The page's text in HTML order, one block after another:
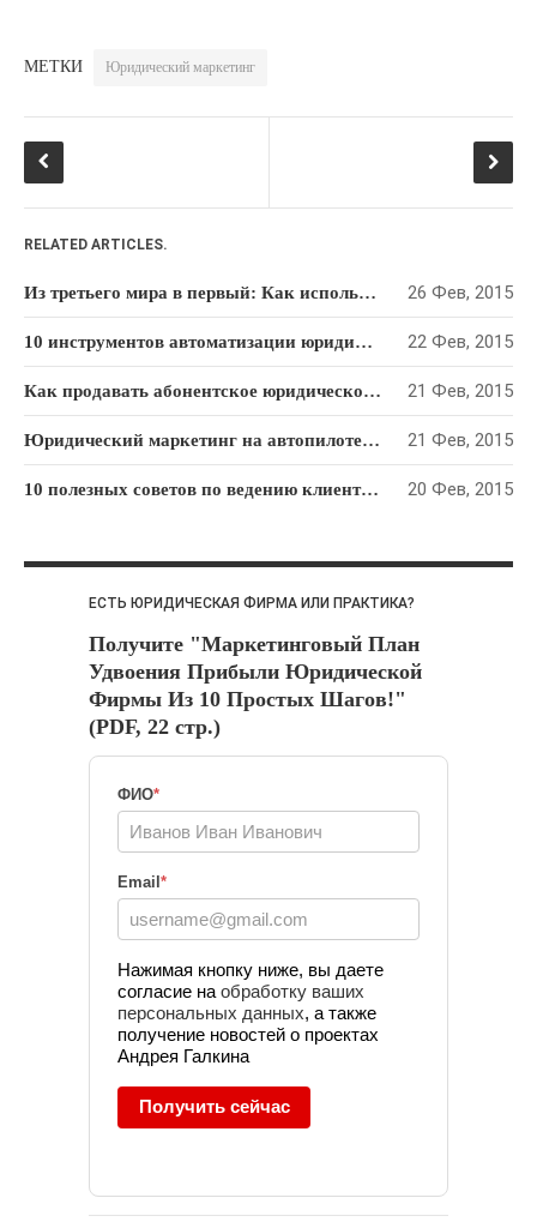
Как продавать абонентское
Пошаговый алгоритм
Юридический маркетинг на
РУБРИКИ
Интернет-Маркетинг
Юридического Бизнеса(65)
(103)
Развитие Юридического
Бизнеса(94)
Фирмой Или Практикой(10)
Юридический Маркетинг (112)
ОБЛАКО ТЕГОВ
Email-маркетинг
SMM
Видео-маркетинг
Гонорарная политика
Директ-мейл
Интернет-
маркетинг
Контекстная
Личное
Нетворкинг
Позиционировани
переговоры
МЕТКИ Юридический маркетинг
RELATED ARTICLES.
Из третьего мира в первый: Как использовать опыт Сингапура, чтобы преуспеть в юридическом бизнесе 26 Фев, 2015
10 инструментов автоматизации юридического маркетинга 22 Фев, 2015
Как продавать абонентское юридическое обслуживание: Пошаговый алгоритм 21 Фев, 2015
Юридический маркетинг на автопилоте: как привлекать клиентов на “раз-два-три” 21 Фев, 2015
10 полезных советов по ведению клиентской рассылки для юридической фирмы 20 Фев, 2015
ЕСТЬ ЮРИДИЧЕСКАЯ ФИРМА ИЛИ ПРАКТИКА?
Получите "Маркетинговый План
Удвоения Прибыли Юридической
Фирмы Из 10 Простых Шагов!"
(PDF, 22 стр.)
ФИО*
Email *
Нажимая кнопку ниже, вы даете
согласие на обработку ваших
персональных данных, а также
получение новостей о проектах
Андрея Галкина
Получить сейчас